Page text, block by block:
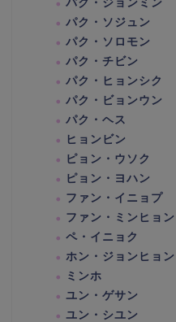
パク・ジョンミン
パク・ソジュン
パク・ソロモン
パク・チビン
パク・ヒョンシク
パク・ビョンウン
パク・ヘス
ヒョンビン
ピョン・ウソク
ピョン・ヨハン
ファン・イニョプ
ファン・ミンヒョン
ペ・イニョク
ホン・ジョンヒョン
ミンホ
ユン・ゲサン
ユン・シユン